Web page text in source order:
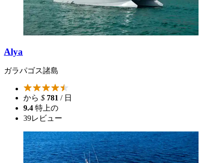
Alya
ガラパゴス諸島
から $ 781 / 日
9.4 特上の
39レビュー